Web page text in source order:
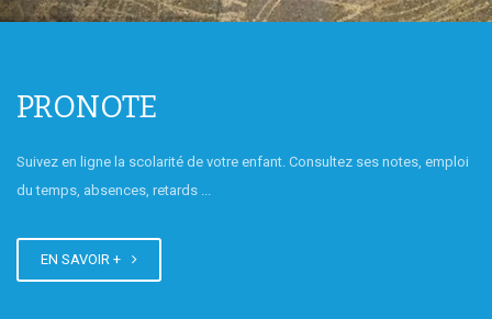
Atelier cuisine chinoise :
PRONOTE
Suivez en ligne la scolarité de votre enfant. Consultez ses notes, emploi
du temps, absences, retards ...
EN SAVOIR +